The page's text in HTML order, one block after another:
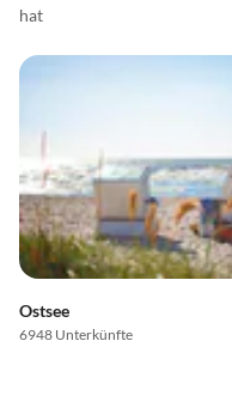
hat
Ostsee
6948 Unterkünfte